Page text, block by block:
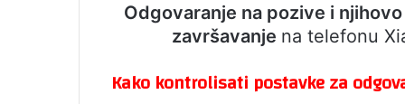
Odgovaranje na pozive i
završavanje na telefonu
Kako kontrolisati postavke za